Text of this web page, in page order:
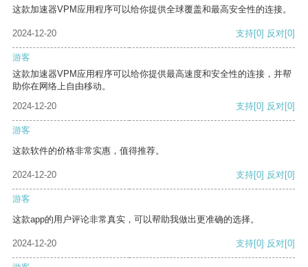
这款加速器VPM应用程序可以给你提供全球覆盖和最高安全性的连接。
2024-12-20 支持[0] 反对[0]
游客
这款加速器VPM应用程序可以给你提供最高速度和安全性的连接，并帮
助你在网络上自由移动。
2024-12-20
支持[0] 反对[0]
游客
这款软件的价格非常实惠，值得推荐。
2024-12-20 支持[0] 反对[0]
游客
这款app的用户评论非常真实，可以帮助我做出更准确的选择。
2024-12-20 支持[0] 反对[0]